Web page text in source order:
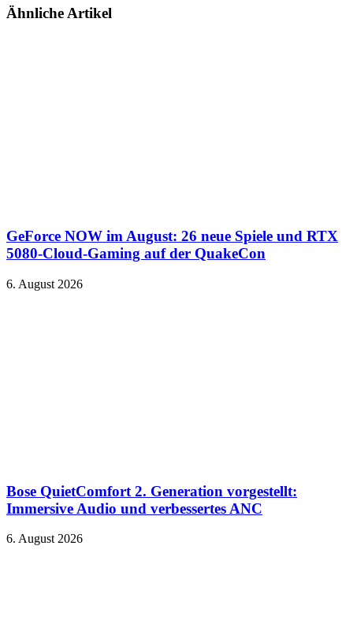
Ähnliche Artikel
GeForce NOW im August: 26 neue Spiele und RTX
5080-Cloud-Gaming auf der QuakeCon
6. August 2026
Bose QuietComfort 2. Generation vorgestellt:
Immersive Audio und verbessertes ANC
6. August 2026